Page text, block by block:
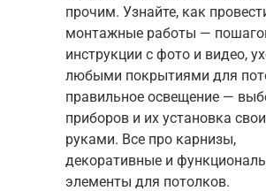
прочим. Узнайте, как
монтажные работы —
инструкции с фото и видео,
любыми покрытиями для
правильное освещение —
приборов и их установка
руками. Все про карнизы,
декоративные и
элементы для потолков.